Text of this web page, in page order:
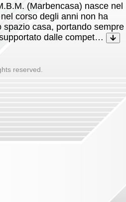
(Marbencasa) nasce nel
corso degli anni non ha
casa, portando sempre
dalle compet…
reserved.